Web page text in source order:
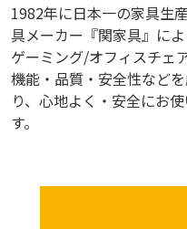
1982年に日本一の家具生
具メーカー『関家具』に
ゲーミング/オフィスチェア
機能・品質・安全性など
り、心地よく・安全にお
す。